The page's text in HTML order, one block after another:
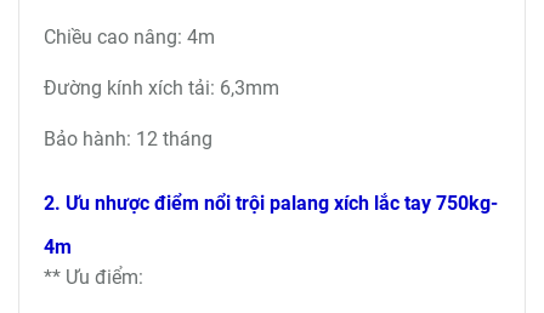
Chiều cao nâng: 4m
Đường kính xích tải: 6,3mm
Bảo hành: 12 tháng
2. Ưu nhược điểm nổi trội palang xích lắc tay 750kg-
4m
** Ưu điểm: